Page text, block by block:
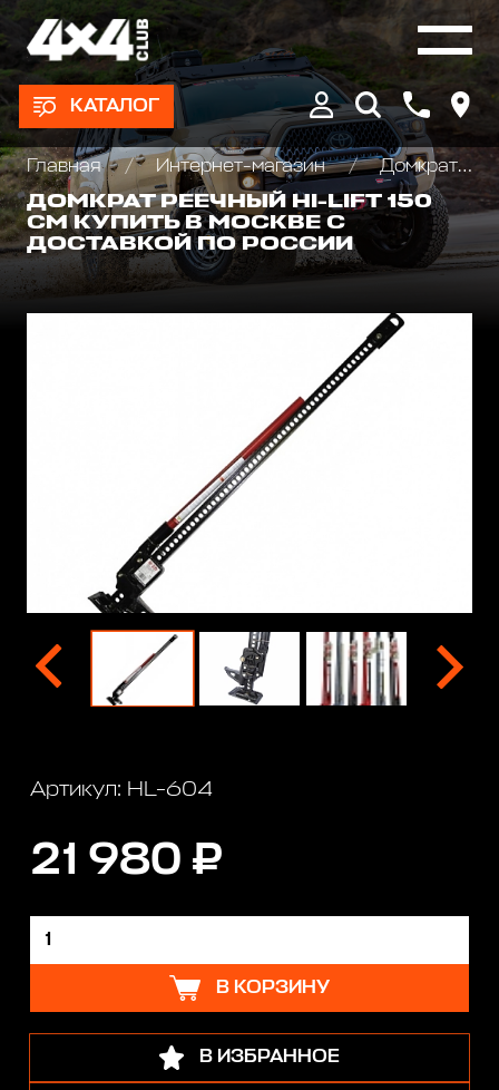
КАТАЛОГ
Главная Интернет-магазин
Домкраты реечные и аксессуары
ДОМКРАТ РЕЕЧНЫЙ HI-LIFT 150
СМ КУПИТЬ В МОСКВЕ С
ДОСТАВКОЙ ПО РОССИИ
Артикул: HL-604
21 980 ₽
В КОРЗИНУ
В ИЗБРАННОЕ